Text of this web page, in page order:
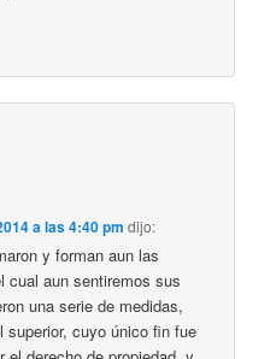
a las 4:40 pm dijo:
y forman aun las
cual aun sentiremos sus
una serie de medidas,
cuyo único fin fue